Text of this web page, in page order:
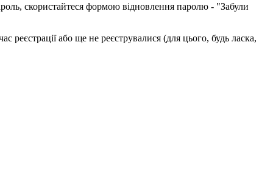
скористайтеся формою відновлення паролю - "Забули
або ще не реєструвалися (для цього, будь ласка,